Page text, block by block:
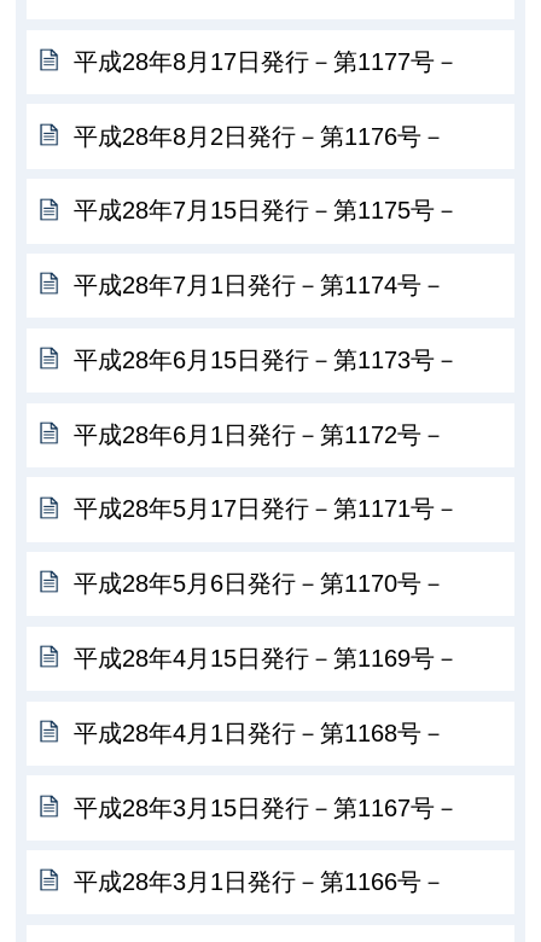
平成28年8月17日発行－第1177号－
平成28年8月2日発行－第1176号－
平成28年7月15日発行－第1175号－
平成28年7月1日発行－第1174号－
平成28年6月15日発行－第1173号－
平成28年6月1日発行－第1172号－
平成28年5月17日発行－第1171号－
平成28年5月6日発行－第1170号－
平成28年4月15日発行－第1169号－
平成28年4月1日発行－第1168号－
平成28年3月15日発行－第1167号－
平成28年3月1日発行－第1166号－